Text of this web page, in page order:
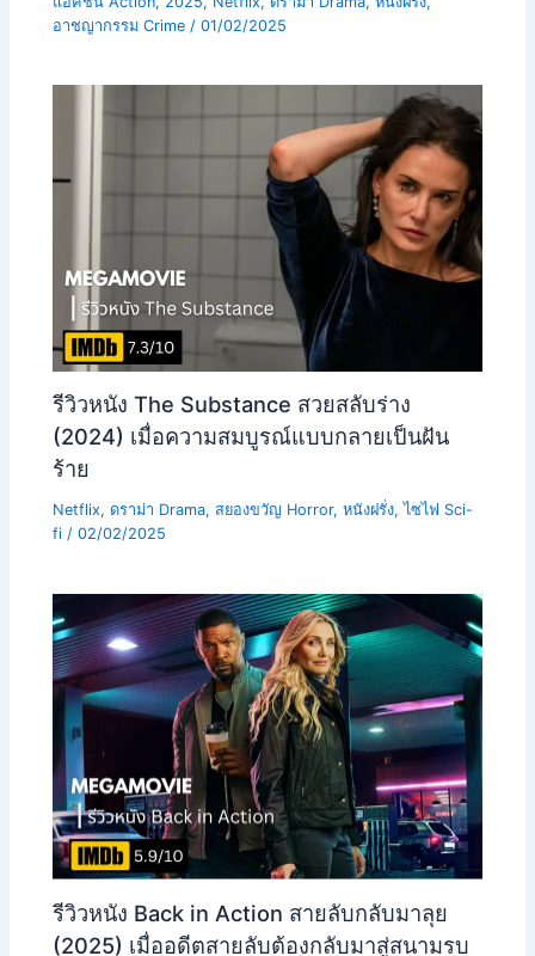
อาชญากรรม Crime /01/02/2025
รีวิวหนัง The Substance สวยสลับร่าง
(2024) เมื่อความสมบูรณ์แบบกลายเป็นฝัน
ร้าย
Netflix,ดราม่า Drama,สยองขวัญ Horror,หนังฝรั่ง,ไซไฟ Sci-
fi /02/02/2025
รีวิวหนัง Back in Action สายลับกลับมาลุย
(2025) เมื่ออดีตสายลับต้องกลับมาสู่สนามรบ